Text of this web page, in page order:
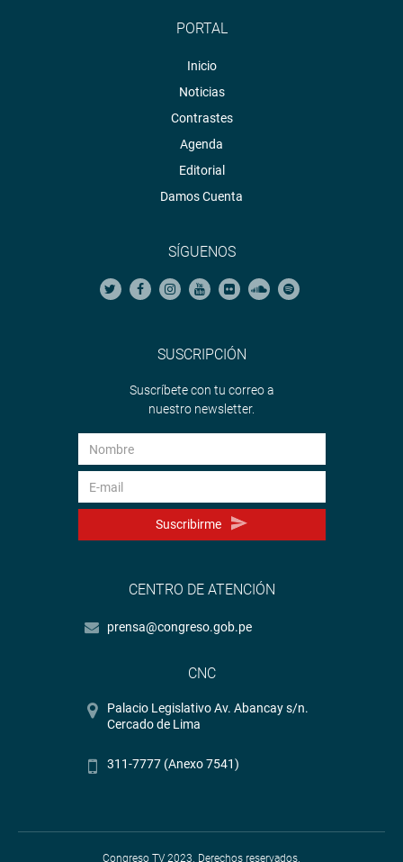
PORTAL
Inicio
Noticias
Contrastes
Agenda
Editorial
Damos Cuenta
SÍGUENOS
SUSCRIPCIÓN
Suscríbete con tu correo a
nuestro newsletter.
Suscribirme
CENTRO DE ATENCIÓN
prensa@congreso.gob.pe
CNC
Palacio Legislativo Av. Abancay s/n.
Cercado de Lima
311-7777 (Anexo 7541)
Congreso TV 2023. Derechos reservados.